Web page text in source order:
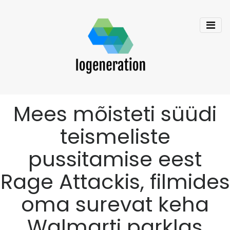
Mees mõisteti süüdi
teismeliste
pussitamise eest
Rage Attackis, filmides
oma surevat keha